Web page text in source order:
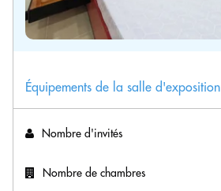
Équipements de la salle d'exposition
Nombre d'invités
Nombre de chambres